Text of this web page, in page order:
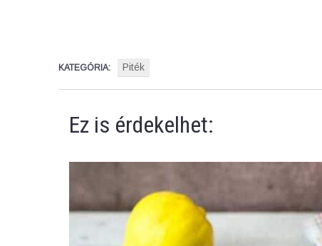
KATEGÓRIA: Piték
Ez is érdekelhet: